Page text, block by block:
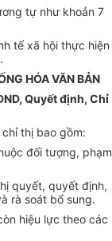
tự như khoản 7
tế xã hội thực hiện
HÓA VĂN BẢN
Quyết định, Chỉ
thị bao gồm:
đối tượng, phạm
quyết, quyết định,
rà soát bổ sung.
hiệu lực theo các